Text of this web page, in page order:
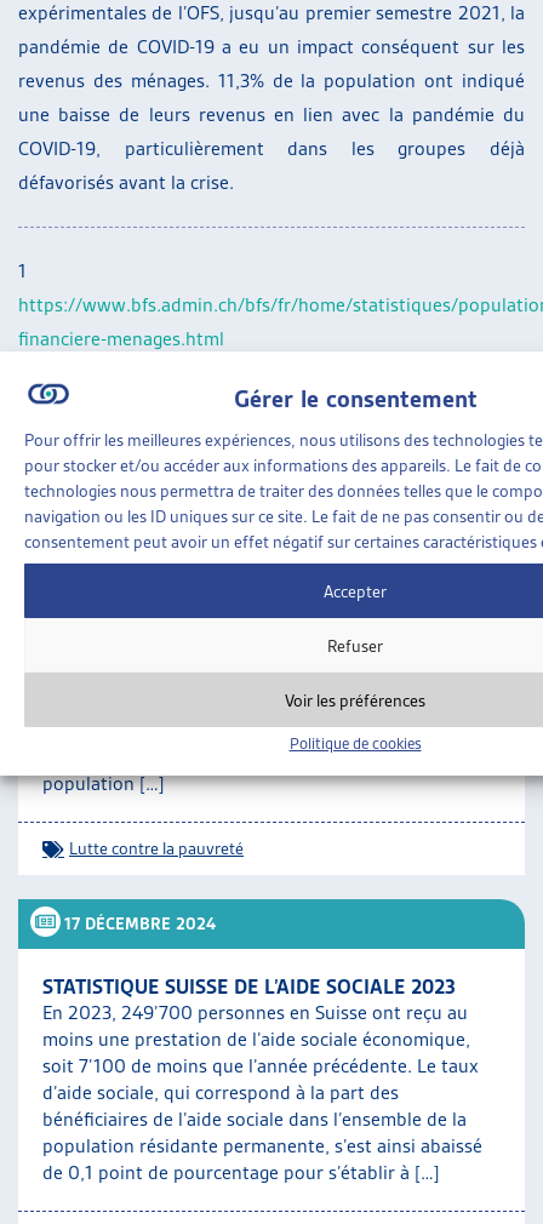
Gérer le consentement
Pour offrir les meilleures expériences, nous utilisons des technologies
pour stocker et/ou accéder aux informations des appareils. Le fait de
technologies nous permettra de traiter des données telles que le
navigation ou les ID uniques sur ce site. Le fait de ne pas consentir ou
consentement peut avoir un effet négatif sur certaines
Accepter
Refuser
Voir les préférences
Politique de cookies
expérimentales de l’OFS, jusqu’au premier semestre 2021, la
pandémie de COVID-19 a eu un impact conséquent sur les
revenus des ménages. 11,3% de la population ont indiqué
une baisse de leurs revenus en lien avec la pandémie du
COVID-19, particulièrement dans les groupes déjà
défavorisés avant la crise.
1
https://www.bfs.admin.ch/bfs/fr/home/statistiques/
financiere-menages.html
2https://www.bfs.admin.ch/bfs/fr/home.gnpdetail.2022-
SUR LE MÊME THÈME…
20 JANVIER 2025
UN NOUVEAU PLAN FÉDÉRAL POUR LUTTER
CONTRE LA PAUVRETÉ EN SUISSE
Le 20 décembre 2024, le Conseil fédéral a adopté un
plan pour développer et renforcer sa politique
nationale de lutte contre la pauvreté, en concertation
avec les cantons, les communes et les acteurs de la
société civile[1]. Ce nouveau cadre vise à réduire la
pauvreté en Suisse qui touchait, en 2022, 8,2% de la
population […]
Lutte contre la pauvreté
17 DÉCEMBRE 2024
STATISTIQUE SUISSE DE L’AIDE SOCIALE 2023
En 2023, 249’700 personnes en Suisse ont reçu au
moins une prestation de l’aide sociale économique,
soit 7’100 de moins que l’année précédente. Le taux
d’aide sociale, qui correspond à la part des
bénéficiaires de l’aide sociale dans l’ensemble de la
population résidante permanente, s’est ainsi abaissé
de 0,1 point de pourcentage pour s’établir à […]